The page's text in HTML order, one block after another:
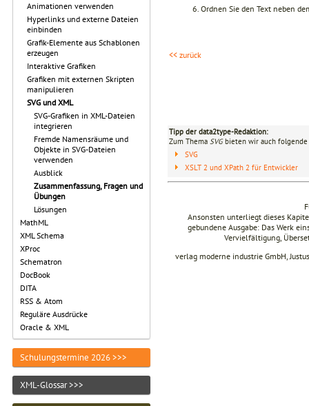
Animationen verwenden
Hyperlinks und externe Dateien
einbinden
Grafik-Elemente aus Schablonen
erzeugen
Interaktive Grafiken
Grafiken mit externen Skripten
manipulieren
SVG und XML
SVG-Grafiken in XML-Dateien
integrieren
Fremde Namensräume und
Objekte in SVG-Dateien
verwenden
Ausblick
Zusammenfassung, Fragen und
Übungen
Lösungen
MathML
XML Schema
XProc
Schematron
DocBook
DITA
RSS & Atom
Reguläre Ausdrücke
Oracle & XML
Schulungstermine 2026 >>>
XML-Glossar >>>
Ordnen Sie den Text neben
<< zurück
Tipp der data2type-Redaktion:
Zum Thema SVGbieten wir auch folgende
SVG
XSLT 2 und XPath 2 für Entwickler
Ansonsten unterliegt dieses
gebundene Ausgabe: Das Werk
Vervielfältigung,
verlag moderne industrie GmbH,